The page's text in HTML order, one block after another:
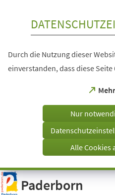
Visuelle
Assistenzsoftware
öffnen.
Durch die Nutzung dieser
einverstanden, dass diese
(Öffnet
einem
Tab)
Nur
Alle Cookies
Paderborn